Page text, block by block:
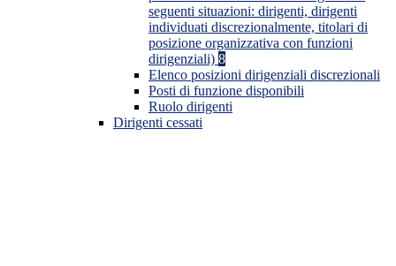
seguenti situazioni: dirigenti, dirigenti
individuati discrezionalmente, titolari di
posizione organizzativa con funzioni
dirigenziali) 8
Elenco posizioni dirigenziali discrezionali
Posti di funzione disponibili
Ruolo dirigenti
Dirigenti cessati